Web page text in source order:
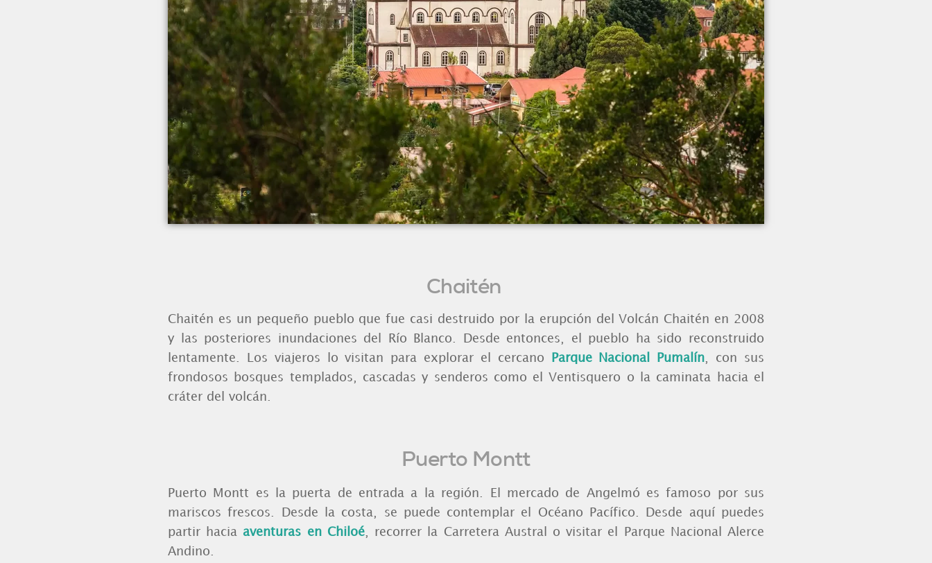
Chaitén
Chaitén es un pequeño pueblo que fue casi destruido por la erupción del Volcán Chaitén en 2008
y las posteriores inundaciones del Río Blanco. Desde entonces, el pueblo ha sido reconstruido
lentamente. Los viajeros lo visitan para explorar el cercano
Parque Nacional Pumalín , con sus
frondosos bosques templados, cascadas y senderos como el Ventisquero o la caminata hacia el
cráter del volcán.
Puerto Montt
Puerto Montt es la puerta de entrada a la región. El mercado de Angelmó es famoso por sus
mariscos frescos. Desde la costa, se puede contemplar el Océano Pacífico. Desde aquí puedes
partir hacia aventuras en Chiloé, recorrer la Carretera Austral o visitar el Parque Nacional Alerce
Andino.